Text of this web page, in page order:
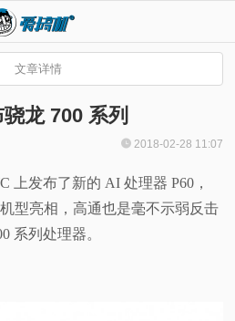
文章详情
龙 700 系列
2018-02-28 11:07
上发布了新的 AI 处理器 P60，
型亮相，高通也是毫不示弱反击
系列处理器。